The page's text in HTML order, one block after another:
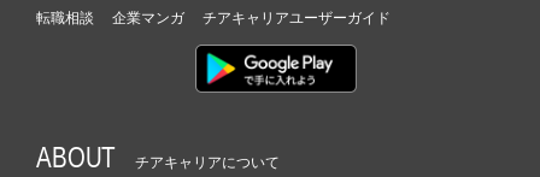
転職相談
企業マンガ チアキャリアユーザーガイド
ABOUT チアキャリアについて